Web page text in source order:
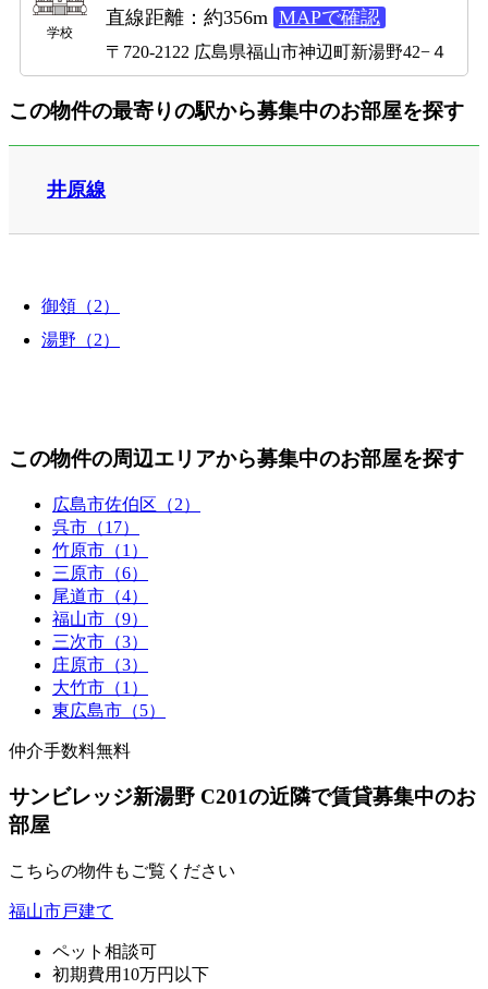
学校
直線距離：約356m MAPで確認
〒720-2122 広島県福山市神辺町新湯野42−４
この物件の最寄りの駅から募集中のお部屋を探す
井原線
御領（2）
湯野（2）
この物件の周辺エリアから募集中のお部屋を探す
広島市佐伯区（2）
呉市（17）
竹原市（1）
三原市（6）
尾道市（4）
福山市（9）
三次市（3）
庄原市（3）
大竹市（1）
東広島市（5）
仲介手数料無料
サンビレッジ新湯野 C201の近隣で賃貸募集中のお
部屋
こちらの物件もご覧ください
福山市戸建て
ペット相談可
初期費用10万円以下